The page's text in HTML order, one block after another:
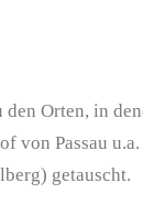
Orten, in
von Passau
getauscht.